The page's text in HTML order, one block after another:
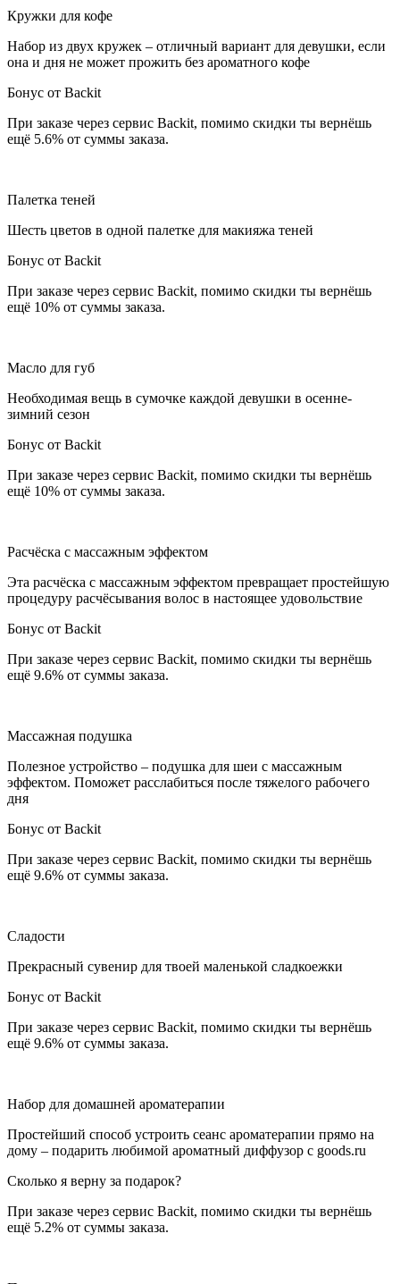
Кружки для кофе
Набор из двух кружек – отличный вариант для девушки, если
она и дня не может прожить без ароматного кофе
Бонус от Backit
При заказе через сервис Backit, помимо скидки ты вернёшь
ещё 5.6% от суммы заказа.
Палетка теней
Шесть цветов в одной палетке для макияжа теней
Бонус от Backit
При заказе через сервис Backit, помимо скидки ты вернёшь
ещё 10% от суммы заказа.
Масло для губ
Необходимая вещь в сумочке каждой девушки в осенне-
зимний сезон
Бонус от Backit
При заказе через сервис Backit, помимо скидки ты вернёшь
ещё 10% от суммы заказа.
Расчёска с массажным эффектом
Эта расчёска с массажным эффектом превращает простейшую
процедуру расчёсывания волос в настоящее удовольствие
Бонус от Backit
При заказе через сервис Backit, помимо скидки ты вернёшь
ещё 9.6% от суммы заказа.
Массажная подушка
Полезное устройство – подушка для шеи с массажным
эффектом. Поможет расслабиться после тяжелого рабочего
дня
Бонус от Backit
При заказе через сервис Backit, помимо скидки ты вернёшь
ещё 9.6% от суммы заказа.
Сладости
Прекрасный сувенир для твоей маленькой сладкоежки
Бонус от Backit
При заказе через сервис Backit, помимо скидки ты вернёшь
ещё 9.6% от суммы заказа.
Набор для домашней ароматерапии
Простейший способ устроить сеанс ароматерапии прямо на
дому – подарить любимой ароматный диффузор с goods.ru
Сколько я верну за подарок?
При заказе через сервис Backit, помимо скидки ты вернёшь
ещё 5.2% от суммы заказа.